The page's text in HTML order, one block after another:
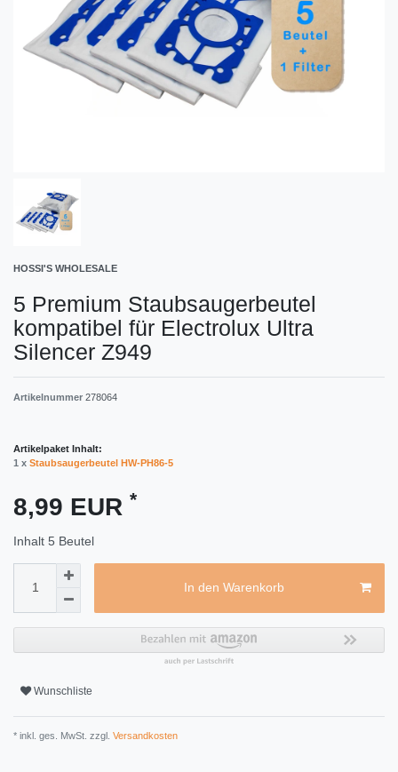
HOSSI'S WHOLESALE
5 Premium Staubsaugerbeutel
kompatibel für Electrolux Ultra
Silencer Z949
Artikelnummer 278064
Artikelpaket Inhalt:
1 x Staubsaugerbeutel HW-PH86-5
8,99 EUR *
Inhalt 5 Beutel
In den Warenkorb
Wunschliste
* inkl. ges. MwSt. zzgl. Versandkosten